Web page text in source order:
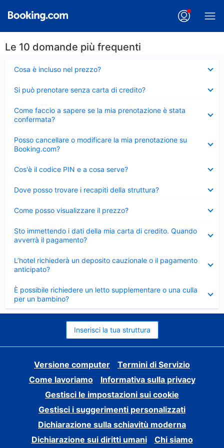
Le 10 domande più frequenti
Cosa è incluso nel prezzo?
chiuso
Si può prenotare senza carta di credito?
chiuso
Come faccio a sapere se la mia prenotazione è stata
confermata?
chiuso
Posso cancellare o modificare la mia prenotazione su
Booking.com?
chiuso
Cos'è il codice PIN e a cosa serve?
chiuso
Dove posso trovare i recapiti della struttura?
chiuso
Come posso visualizzare il prezzo?
chiuso
Sto immettendo i dati della mia carta di credito. Quando
avverrà il pagamento?
chiuso
L’hotel richiederà un deposito cauzionale o il pagamento
anticipato?
chiuso
È possibile richiedere un letto supplementare o una culla
per un bambino?
Elemento
chiuso
Inserisci la tua struttura
Versione computer
Termini di Servizio
Come lavoriamo
Informativa sulla privacy
Gestisci le impostazioni sui cookie
Gestisci i suggerimenti personalizzati
Dichiarazione sulla schiavitù moderna
Dichiarazione sui diritti umani
Chi siamo